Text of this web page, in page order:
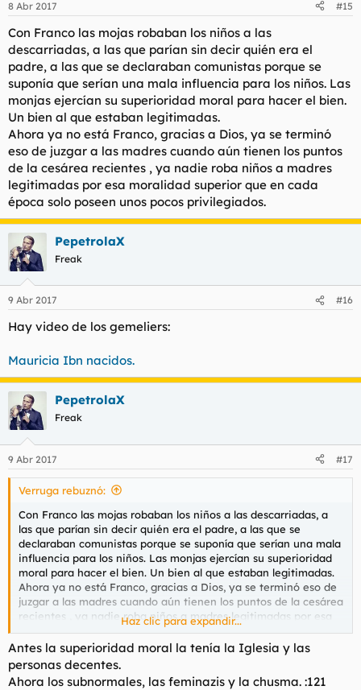
8 Abr 2017 #15
Con Franco las mojas robaban los niños a las
descarriadas, a las que parían sin decir quién era el
padre, a las que se declaraban comunistas porque se
suponía que serían una mala influencia para los niños. Las
monjas ejercían su superioridad moral para hacer el bien.
Un bien al que estaban legitimadas.
Ahora ya no está Franco, gracias a Dios, ya se terminó
eso de juzgar a las madres cuando aún tienen los puntos
de la cesárea recientes , ya nadie roba niños a madres
legitimadas por esa moralidad superior que en cada
época solo poseen unos pocos privilegiados.
PepetrolaX
Freak
9 Abr 2017 #16
Hay video de los gemeliers:
Mauricia Ibn nacidos.
PepetrolaX
Freak
9 Abr 2017 #17
Verruga rebuznó:
Con Franco las mojas robaban los niños a las descarriadas, a
las que parían sin decir quién era el padre, a las que se
declaraban comunistas porque se suponía que serían una mala
influencia para los niños. Las monjas ejercían su superioridad
moral para hacer el bien. Un bien al que estaban legitimadas.
Ahora ya no está Franco, gracias a Dios, ya se terminó eso de
juzgar a las madres cuando aún tienen los puntos de la cesárea
recientes , ya nadie roba niños a madres legitimadas por esa
moralidad superior que en cada época solo poseen unos pocos
privilegiados.
Haz clic para expandir...
Antes la superioridad moral la tenía la Iglesia y las
personas decentes.
Ahora los subnormales, las feminazis y la chusma. :121